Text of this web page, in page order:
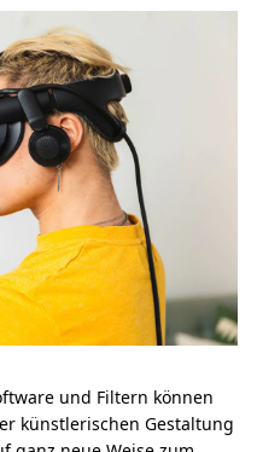
und Filtern können
künstlerischen Gestaltung